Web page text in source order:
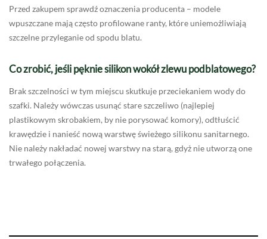
Przed zakupem sprawdź oznaczenia producenta – modele
wpuszczane mają często profilowane ranty, które uniemożliwiają
szczelne przyleganie od spodu blatu.
Co zrobić, jeśli pęknie silikon wokół zlewu podblatowego?
Brak szczelności w tym miejscu skutkuje przeciekaniem wody do
szafki. Należy wówczas usunąć stare szczeliwo (najlepiej
plastikowym skrobakiem, by nie porysować komory), odtłuścić
krawędzie i nanieść nową warstwę świeżego silikonu sanitarnego.
Nie należy nakładać nowej warstwy na starą, gdyż nie utworzą one
trwałego połączenia.